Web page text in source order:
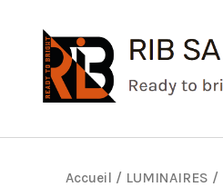
contenu
Accueil / LUMINAIRES /